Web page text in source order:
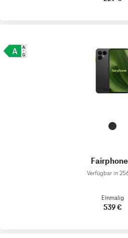
Verfügbar in
Einmalig
539 €